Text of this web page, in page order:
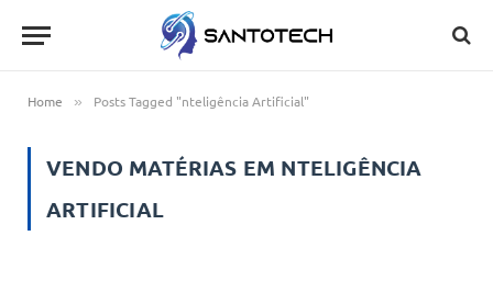
Home » Posts Tagged "nteligência Artificial"
VENDO MATÉRIAS EM NTELIGÊNCIA
ARTIFICIAL